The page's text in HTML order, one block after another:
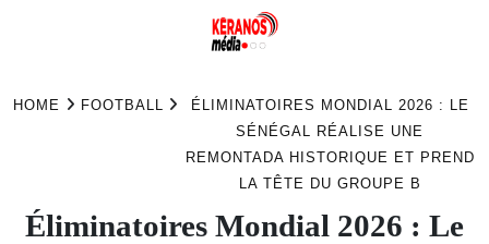
HOME FOOTBALL
ÉLIMINATOIRES MONDIAL 2026 : LE
SÉNÉGAL RÉALISE UNE
REMONTADA HISTORIQUE ET PREND
LA TÊTE DU GROUPE B
Éliminatoires Mondial 2026 : Le